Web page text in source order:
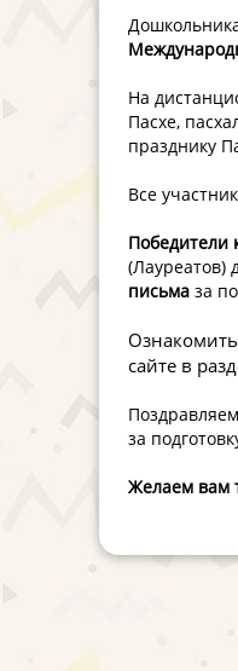
На
Пасхе,
празднику
Все
Победители
(Лауреатов)
письма за
сайте в
за
Желаем вам